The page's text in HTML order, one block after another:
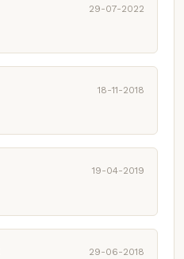
29-07-2022
18-11-2018
19-04-2019
29-06-2018